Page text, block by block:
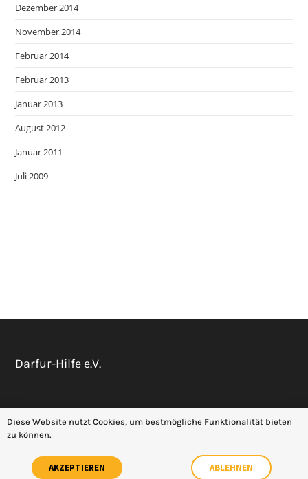
Dezember 2014
November 2014
Februar 2014
Februar 2013
Januar 2013
August 2012
Januar 2011
Juli 2009
Darfur-Hilfe e.V.
Datenschutz Impressum
Diese Website nutzt Cookies, um bestmögliche Funktionalität bieten
zu können.
AKZEPTIEREN ABLEHNEN